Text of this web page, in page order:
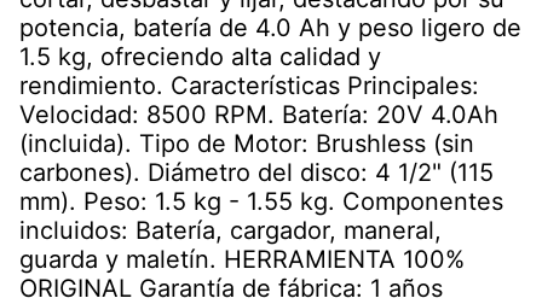
potencia, batería de 4.0 Ah y peso ligero de
1.5 kg, ofreciendo alta calidad y
rendimiento. Características Principales:
Velocidad: 8500 RPM. Batería: 20V 4.0Ah
(incluida). Tipo de Motor: Brushless (sin
carbones). Diámetro del disco: 4 1/2" (115
mm). Peso: 1.5 kg - 1.55 kg. Componentes
incluidos: Batería, cargador, maneral,
guarda y maletín. HERRAMIENTA 100%
ORIGINAL Garantía de fábrica: 1 años